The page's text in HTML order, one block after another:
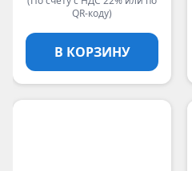
QR-коду)
В КОРЗИНУ